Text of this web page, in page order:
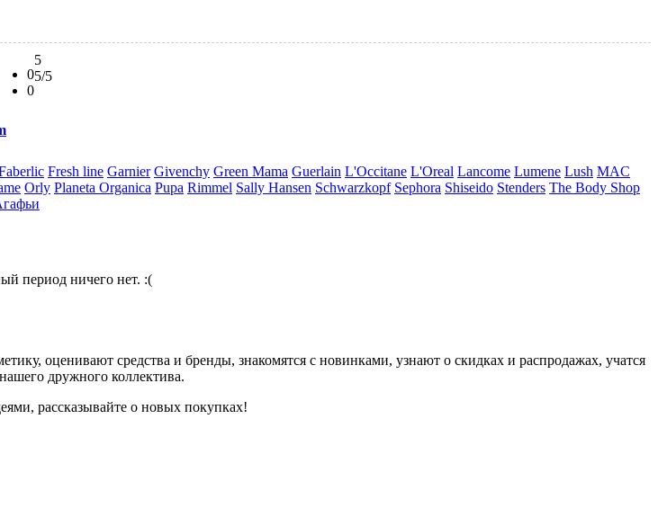
0
0
5
5/5
Fresh line Garnier Givenchy Green Mama Guerlain L'Occitane L'Oreal Lancome Lumene Lush MAC
Orly Planeta Organica Pupa Rimmel Sally Hansen Schwarzkopf Sephora Shiseido Stenders The Body Shop
период ничего нет. :(
оценивают средства и бренды, знакомятся с новинками, узнают о скидках и распродажах, учатся
дружного коллектива.
рассказывайте о новых покупках!